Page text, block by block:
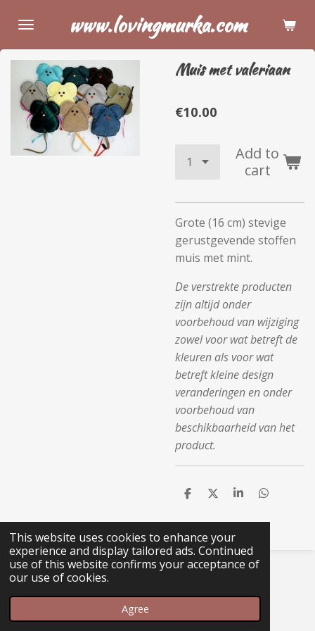
This website uses cookies to enhance your
experience and display tailored ads. Continued
use of this website confirms your acceptance of
our use of cookies.
Agree
main
content
www.lovingmurka.com
Muis met valeriaan
€10.00
Add to
cart
Grote (16 cm) stevige
gerustgevende stoffen
muis met mint.
De verstrekte producten
zijn altijd onder
voorbehoud van wijziging
zowel voor wat betreft de
kleuren als voor wat
betreft kleine design
veranderingen en onder
voorbehoud van
beschikbaarheid van het
product.
S
a
e
S
a
e
S
a
S
a
© 2020 - 2026 www.lovingmurka.com